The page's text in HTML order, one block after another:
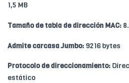
1,5 MB
Tamaño de tabla de dirección MAC:
Admite carcasa Jumbo: 9216 bytes
Protocolo de direccionamiento:
estático